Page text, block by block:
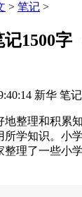
> 笔记 >
1500字
新华 笔记
地整理和积累
所学知识。小
理了一些小